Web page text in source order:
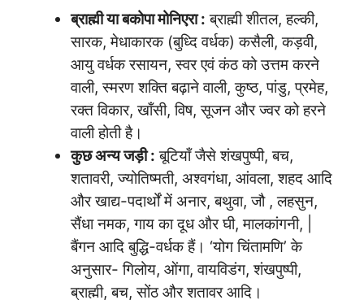
ब्राह्मी या बकोपा मोनिएरा : ब्राह्मी शीतल, हल्की,
सारक, मेधाकारक (बुध्दि वर्धक) कसैली, कड़वी,
आयु वर्धक रसायन, स्वर एवं कंठ को उत्तम करने
वाली, स्मरण शक्ति बढ़ाने वाली, कुष्ठ, पांडु, प्रमेह,
रक्त विकार, खाँसी, विष, सूजन और ज्वर को हरने
वाली होती है।
कुछ अन्य जड़ी : बूटियाँ जैसे शंखपुष्पी, बच,
शतावरी, ज्योतिष्मती, अश्वगंधा, आंवला, शहद आदि
और खाद्य-पदार्थों में अनार, बथुवा, जौ , लहसुन,
सैंधा नमक, गाय का दूध और घी, मालकांगनी, |
बैंगन आदि बुद्धि-वर्धक हैं। ‘योग चिंतामणि’ के
अनुसार- गिलोय, ओंगा, वायविडंग, शंखपुष्पी,
ब्राह्मी, बच, सोंठ और शतावर आदि।